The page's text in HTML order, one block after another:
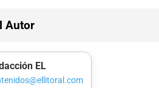
Autor
EL